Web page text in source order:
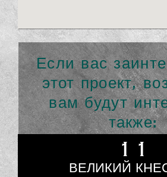
Если вас
этот проект,
вам будут
также:
11
ВЕЛИКИЙ